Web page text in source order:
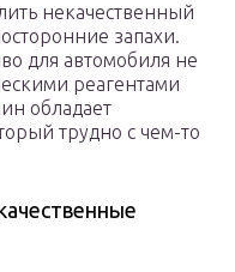
некачественный
запахи.
для автомобиля не
реагентами
обладает
трудно с чем-то